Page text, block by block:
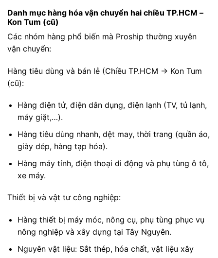
Danh mục hàng hóa vận chuyển hai chiều TP.HCM –
Kon Tum (cũ)
Các nhóm hàng phổ biến mà Proship thường xuyên
vận chuyển:
Hàng tiêu dùng và bán lẻ (Chiều TP.HCM → Kon Tum
(cũ):
Hàng điện tử, điện dân dụng, điện lạnh (TV, tủ lạnh,
máy giặt,…).
Hàng tiêu dùng nhanh, dệt may, thời trang (quần áo,
giày dép, hàng tạp hóa).
Hàng máy tính, điện thoại di động và phụ tùng ô tô,
xe máy.
Thiết bị và vật tư công nghiệp:
Hàng thiết bị máy móc, nông cụ, phụ tùng phục vụ
nông nghiệp và xây dựng tại Tây Nguyên.
Nguyên vật liệu: Sắt thép, hóa chất, vật liệu xây